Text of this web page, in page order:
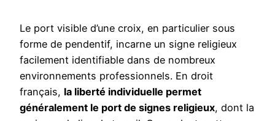
Le port visible d’une croix, en particulier sous
forme de pendentif, incarne un signe religieux
facilement identifiable dans de nombreux
environnements professionnels. En droit
français, la liberté individuelle permet
généralement le port de signes religieux, dont la